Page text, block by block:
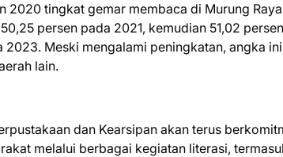
2020 tingkat gemar membaca di Murung
persen pada 2021, kemudian 51,02
Meski mengalami peningkatan, angka
lain.
dan Kearsipan akan terus
melalui berbagai kegiatan literasi,